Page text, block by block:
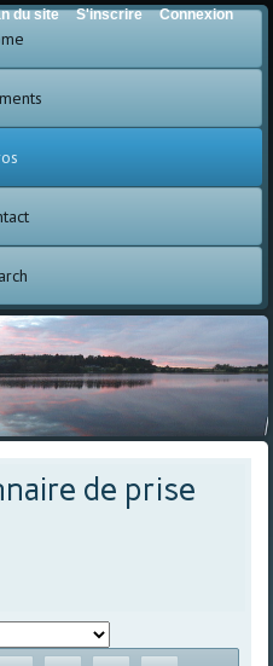
de prise
du site S'inscrire Connexion